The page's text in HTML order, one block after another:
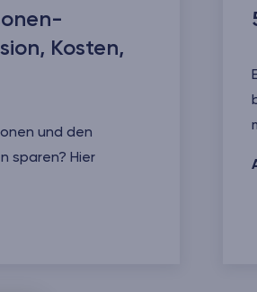
Kosten,
und den
sparen? Hier
- CO2-Emission, Kosten, Spartipps